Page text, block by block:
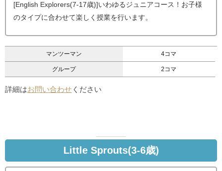
[English Explorers(7-17歳)]いわゆるジュニアコース！お子様
のタイプに合わせて楽しく授業を行います。
マンツーマン 4コマ
グループ 2コマ
詳細はお問い合わせ ください
Little Sprouts(3-6歳)